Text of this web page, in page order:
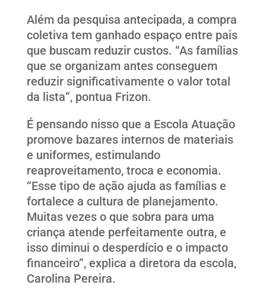
Além da pesquisa antecipada, a compra
coletiva tem ganhado espaço entre pais
que buscam reduzir custos. “As famílias
que se organizam antes conseguem
reduzir significativamente o valor total
da lista”, pontua Frizon.
É pensando nisso que a Escola Atuação
promove bazares internos de materiais
e uniformes, estimulando
reaproveitamento, troca e economia.
“Esse tipo de ação ajuda as famílias e
fortalece a cultura de planejamento.
Muitas vezes o que sobra para uma
criança atende perfeitamente outra, e
isso diminui o desperdício e o impacto
financeiro”, explica a diretora da escola,
Carolina Pereira.